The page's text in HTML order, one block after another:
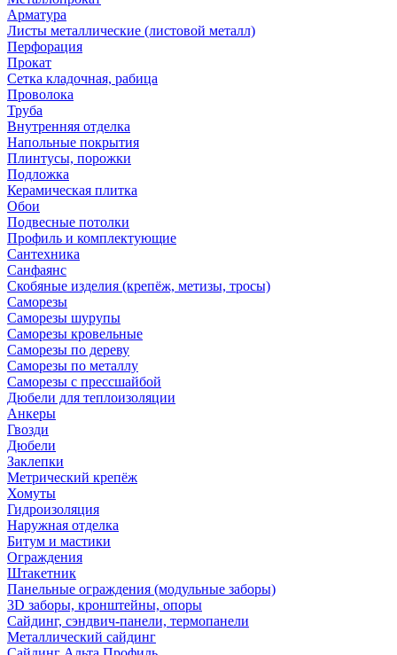
Арматура
Листы металлические (листовой металл)
Перфорация
Прокат
Сетка кладочная, рабица
Проволока
Труба
Внутренняя отделка
Напольные покрытия
Плинтусы, порожки
Подложка
Керамическая плитка
Обои
Подвесные потолки
Профиль и комплектующие
Сантехника
Санфаянс
Скобяные изделия (крепёж, метизы, тросы)
Саморезы
Саморезы шурупы
Саморезы кровельные
Саморезы по дереву
Саморезы по металлу
Саморезы с прессшайбой
Дюбели для теплоизоляции
Анкеры
Гвозди
Дюбели
Заклепки
Метрический крепёж
Хомуты
Гидроизоляция
Наружная отделка
Битум и мастики
Ограждения
Штакетник
Панельные ограждения (модульные заборы)
3D заборы, кронштейны, опоры
Cайдинг, сэндвич-панели, термопанели
Металлический сайдинг